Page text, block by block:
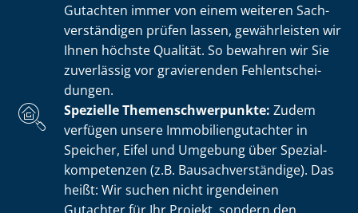
Gutachten immer von einem weiteren Sach­
ver­stän­di­gen prüfen lassen, gewährleisten wir
Ihnen höchste Qualität. So bewahren wir Sie
zuverlässig vor gravierenden Fehl­ent­schei­
dun­gen.
Spezielle The­men­schwer­punk­te: Zudem
verfügen unsere Im­mo­bi­li­en­gut­ach­ter in
Speicher, Eifel und Umgebung über Spe­zi­al­
kom­pe­ten­zen (z.B. Bau­sach­ver­stän­di­ge). Das
heißt: Wir suchen nicht irgendeinen